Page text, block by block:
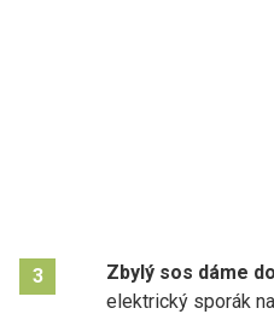
3 Zbylý sos dáme
elektrický sporák